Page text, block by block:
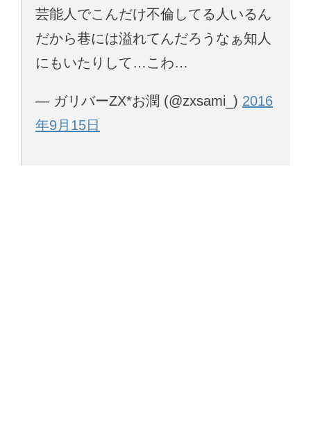
芸能人でこんだけ不倫してる人いるん
だから巷には溢れてんだろうなぁ知人
にもいたりして…こわ…
— ガリバーZX*お潤 (@zxsami_) 2016
年9月15日